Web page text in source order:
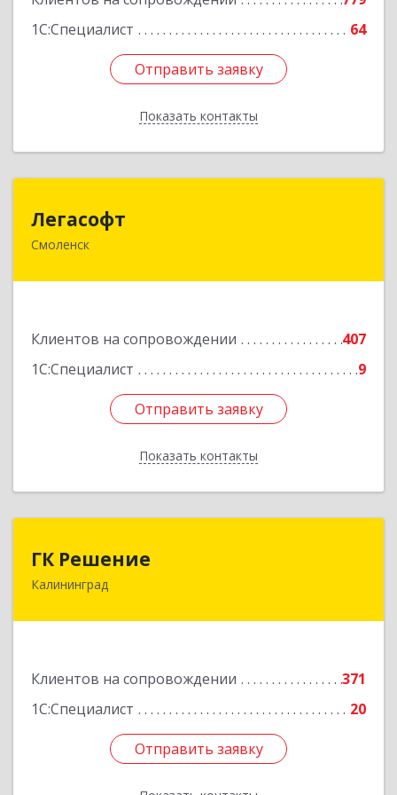
1С:Специалист
64
Отправить заявку
Показать контакты
Отправить заявку
Назад
Легасофт
Смоленск
Клиентов на сопровождении
407
1С:Специалист
9
Отправить заявку
Показать контакты
214018, Смоленская обл, Смоленск г, Ново-
Отправить заявку
Назад
ГК Решение
Калининград
Клиентов на сопровождении
371
1С:Специалист
20
Отправить заявку
236038, Калининградская обл, Калининград г,
Отправить заявку